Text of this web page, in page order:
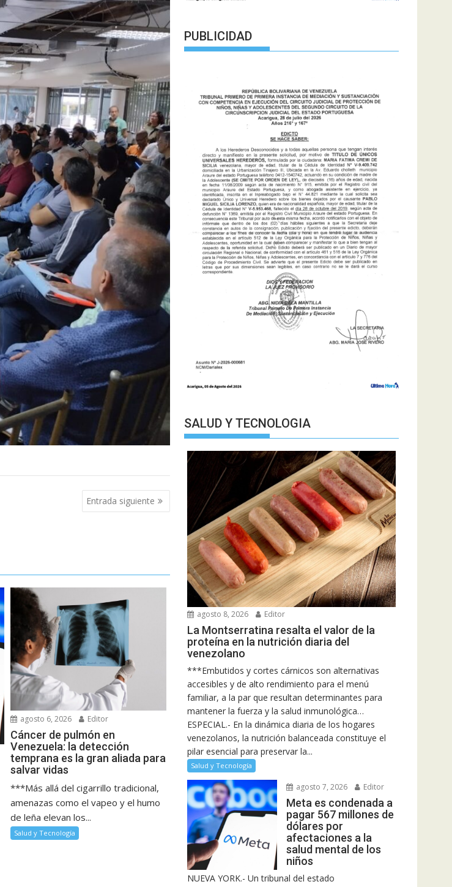
Entrada siguiente
agosto 6, 2026 Editor
Cáncer de pulmón en
Venezuela: la detección
temprana es la gran aliada para
salvar vidas
***Más allá del cigarrillo tradicional,
amenazas como el vapeo y el humo
de leña elevan los...
Salud y Tecnología
PUBLICIDAD
SALUD Y TECNOLOGIA
agosto 8, 2026 Editor
La Montserratina resalta el valor de la
proteína en la nutrición diaria del
venezolano
***Embutidos y cortes cárnicos son alternativas
accesibles y de alto rendimiento para el menú
familiar, a la par que resultan determinantes para
mantener la fuerza y la salud inmunológica…
ESPECIAL.- En la dinámica diaria de los hogares
venezolanos, la nutrición balanceada constituye el
pilar esencial para preservar la...
Salud y Tecnología
agosto 7, 2026 Editor
Meta es condenada a
pagar 567 millones de
dólares por
afectaciones a la
salud mental de los
niños
NUEVA YORK.- Un tribunal del estado